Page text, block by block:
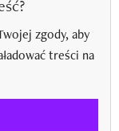
zgody, aby
treści na